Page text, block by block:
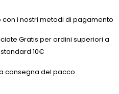
i nostri metodi di pagamento
Gratis per ordini superiori a
10€
consegna del pacco